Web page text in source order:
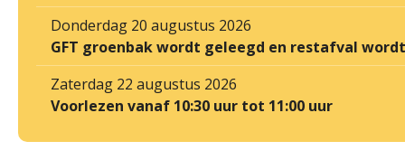
Donderdag 20 augustus 2026
GFT groenbak wordt geleegd en restafval
Zaterdag 22 augustus 2026
Voorlezen vanaf 10:30 uur tot 11:00 uur